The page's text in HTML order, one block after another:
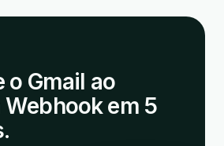
o Gmail ao
em 5